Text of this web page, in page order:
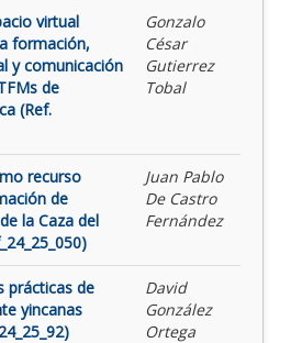
virtual
formación,
y comunicación
de
(Ref.
Gonzalo
César
Gutierrez
Tobal
recurso
de
la Caza del
Juan Pablo
De Castro
Fernández
prácticas de
yincanas
David
González
Ortega